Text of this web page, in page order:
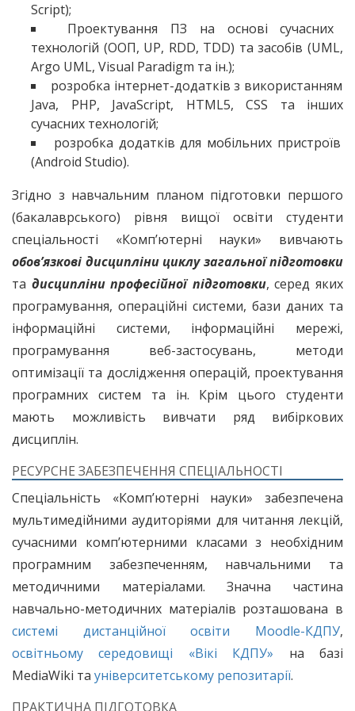
Script);
Проектування ПЗ на основі сучасних
технологій (ООП, UP, RDD, TDD) та засобів (UML,
Argo UML, Visual Paradigm та ін.);
розробка інтернет-додатків з використанням
Java, PHP, JavaScript, HTML5, CSS та інших
сучасних технологій;
розробка додатків для мобільних пристроїв
(Android Studio).
Згідно з навчальним планом підготовки першого
(бакалаврського) рівня вищої освіти студенти
спеціальності «Комп’ютерні науки» вивчають
обов’язкові дисципліни циклу загальної підготовки
та дисципліни професійної підготовки, серед яких
програмування, операційні системи, бази даних та
інформаційні системи, інформаційні мережі,
програмування веб-застосувань, методи
оптимізації та дослідження операцій, проектування
програмних систем та ін. Крім цього студенти
мають можливість вивчати ряд вибіркових
дисциплін.
РЕСУРСНЕ ЗАБЕЗПЕЧЕННЯ СПЕЦІАЛЬНОСТІ
Спеціальність «Комп’ютерні науки» забезпечена
мультимедійними аудиторіями для читання лекцій,
сучасними комп’ютерними класами з необхідним
програмним забезпеченням, навчальними та
методичними матеріалами. Значна частина
навчально-методичних матеріалів розташована в
системі дистанційної освіти Moodle-КДПУ,
освітньому середовищі «Вікі КДПУ» на базі
MediaWiki та університетському репозитарії.
ПРАКТИЧНА ПІДГОТОВКА